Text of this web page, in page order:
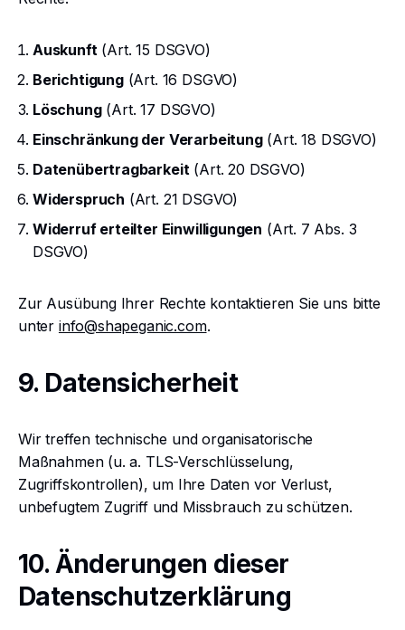
Auskunft(Art. 15 DSGVO)
Berichtigung(Art. 16 DSGVO)
Löschung(Art. 17 DSGVO)
Einschränkung der Verarbeitung(Art. 18 DSGVO)
Datenübertragbarkeit(Art. 20 DSGVO)
Widerspruch (Art. 21 DSGVO)
Widerruf erteilter Einwilligungen (Art. 7 Abs. 3
DSGVO)
Zur Ausübung Ihrer Rechte kontaktieren Sie uns bitte
unter info@shapeganic.com.
9. Datensicherheit
Wir treffen technische und organisatorische
Maßnahmen (u. a. TLS-Verschlüsselung,
Zugriffskontrollen), um Ihre Daten vor Verlust,
unbefugtem Zugriff und Missbrauch zu schützen.
10. Änderungen dieser
Datenschutzerklärung